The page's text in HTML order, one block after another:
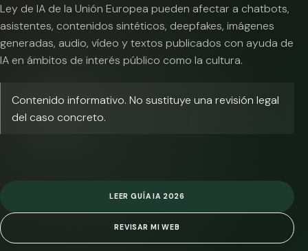
Ley de IA de la Unión Europea pueden afectar a chatbots,
asistentes, contenidos sintéticos, deepfakes, imágenes
generadas, audio, vídeo y textos publicados con ayuda de
IA en ámbitos de interés público como la cultura.
Contenido informativo. No sustituye una revisión legal
del caso concreto.
LEER GUÍA IA 2026
REVISAR MI WEB